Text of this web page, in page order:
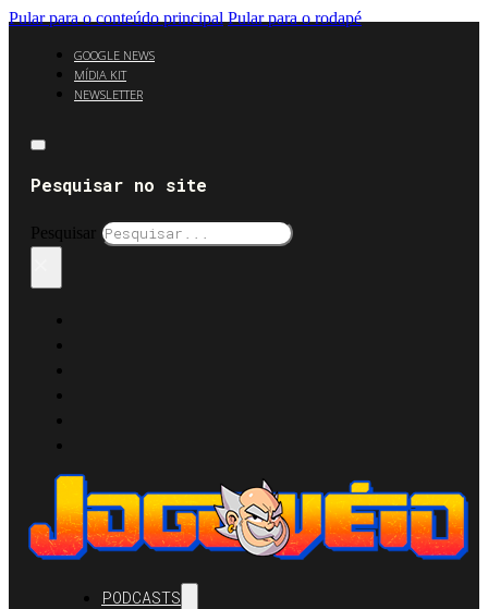
Pular para o conteúdo principal Pular para o rodapé
GOOGLE NEWS
MÍDIA KIT
NEWSLETTER
Pesquisar no site
Pesquisar
PODCASTS